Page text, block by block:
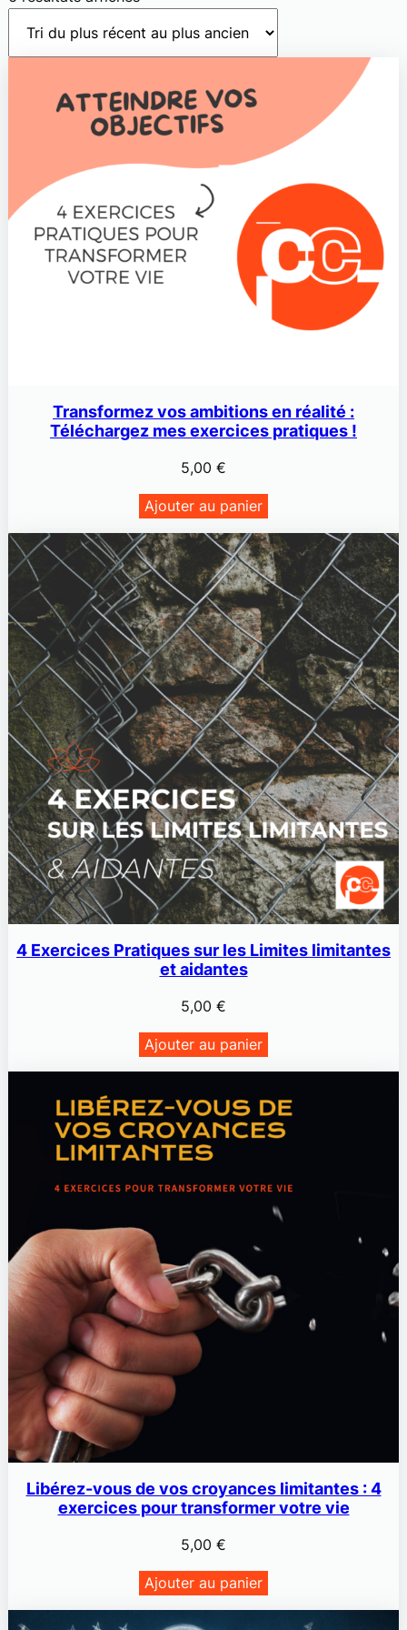
plus
au
plus
ancien
Transformez vos ambitions en réalité :
Téléchargez mes exercices pratiques !
5,00 €
Ajouter au panier
4 Exercices Pratiques sur les Limites limitantes
et aidantes
5,00 €
Ajouter au panier
Libérez-vous de vos croyances limitantes : 4
exercices pour transformer votre vie
5,00 €
Ajouter au panier